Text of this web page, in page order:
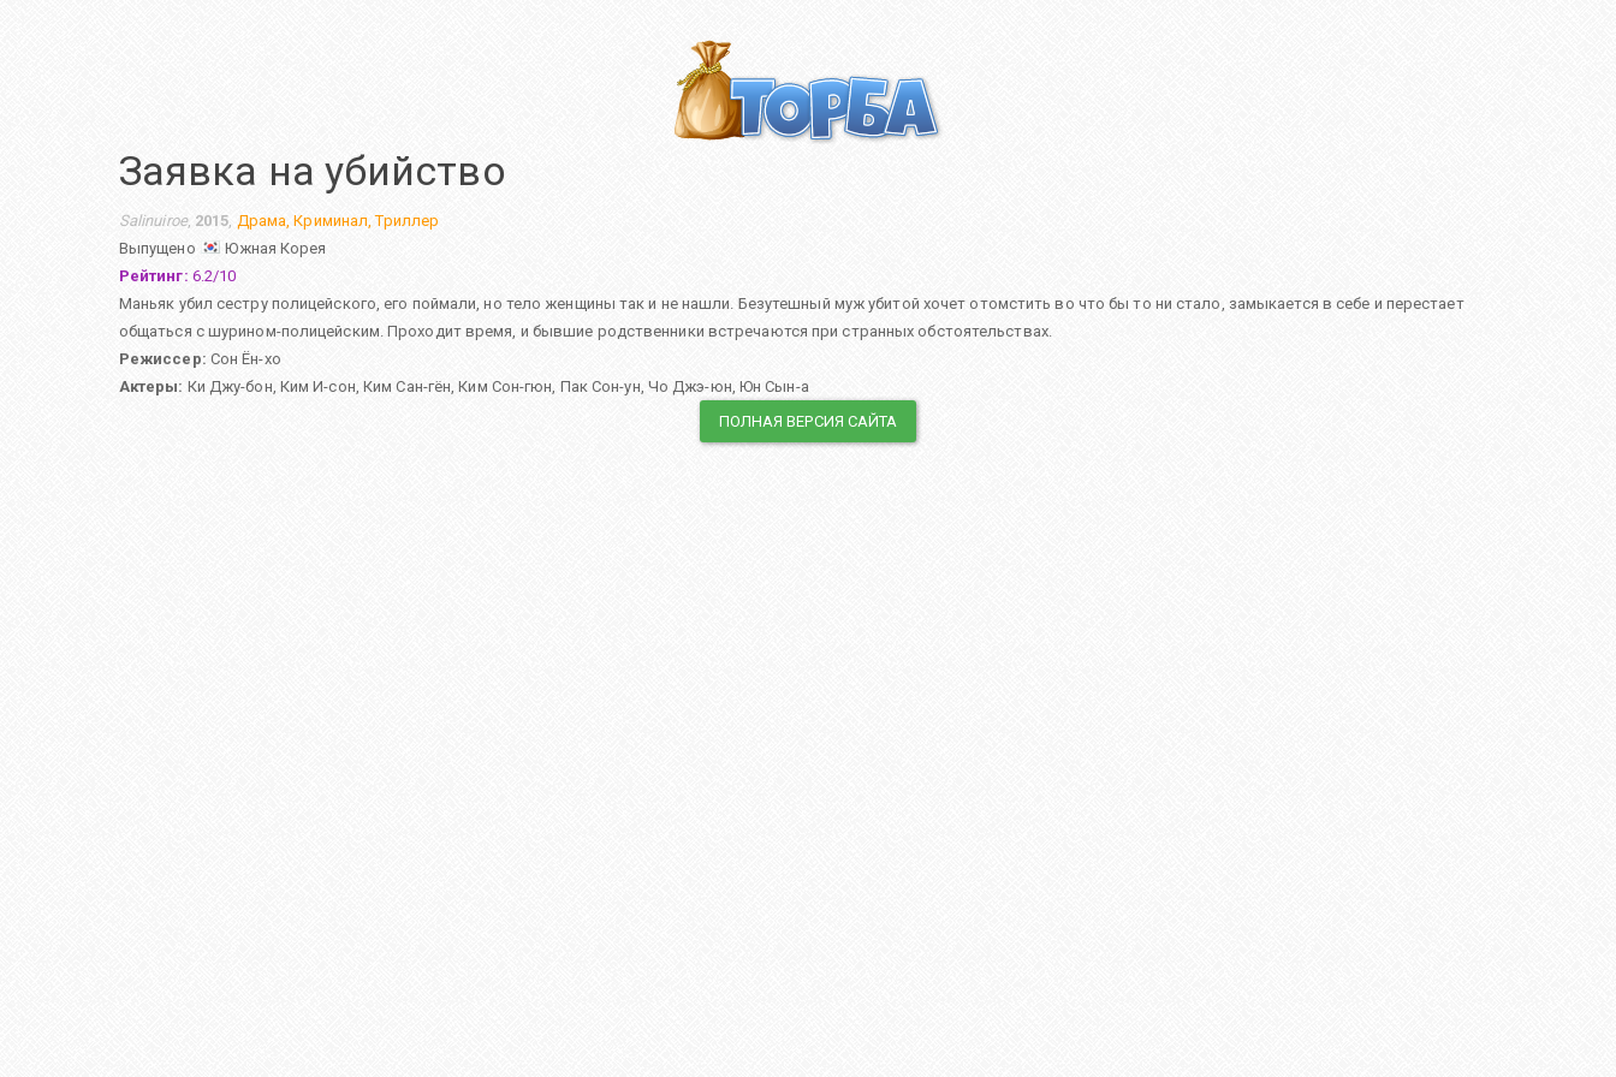
Заявка на убийство
Salinuiroe, 2015, Драма,Криминал,Триллер
Выпущено
Южная Корея
Рейтинг: 6.2/10
Маньяк убил сестру полицейского, его поймали, но тело женщины так и не нашли. Безутешный муж убитой хочет отомстить во что бы то ни стало, замыкается в себе и перестает
общаться с шурином-полицейским. Проходит время, и бывшие родственники встречаются при странных обстоятельствах.
Режиссер: Сон Ён-хо
Актеры: Ки Джу-бон, Ким И-сон, Ким Сан-гён,Ким Сон-гюн, Пак Сон-ун, Чо Джэ-юн, Юн Сын-а
ПОЛНАЯ ВЕРСИЯ САЙТА